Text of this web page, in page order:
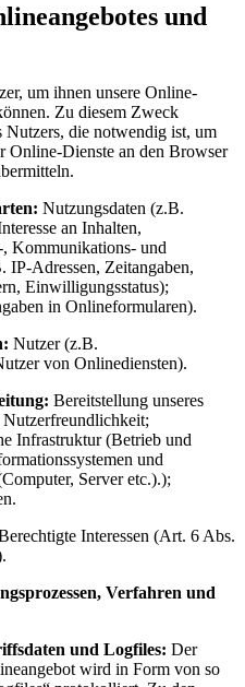
und
um ihnen unsere Online-
Zu diesem Zweck
Nutzers, die notwendig ist, um
Online-Dienste an den Browser
Nutzungsdaten (z.B.
an Inhalten,
Kommunikations- und
IP-Adressen, Zeitangaben,
Einwilligungsstatus);
in Onlineformularen).
Nutzer (z.B.
von Onlinediensten).
Bereitstellung unseres
Infrastruktur (Betrieb und
und
Server etc.).);
Interessen (Art. 6 Abs.
Verfahren und
und Logfiles: Der
wird in Form von so